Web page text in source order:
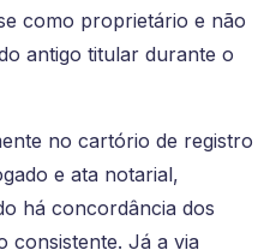
como proprietário e não
antigo titular durante o
no cartório de registro
e ata notarial,
há concordância dos
consistente. Já a via